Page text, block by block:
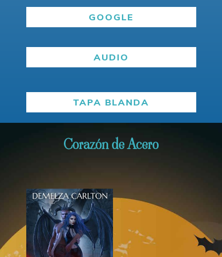
GOOGLE
AUDIO
TAPA BLANDA
Corazón de Acero